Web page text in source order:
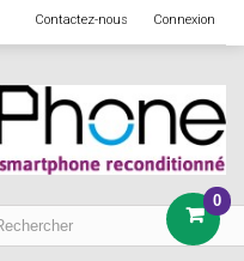
Connexion
Contactez-nous
0